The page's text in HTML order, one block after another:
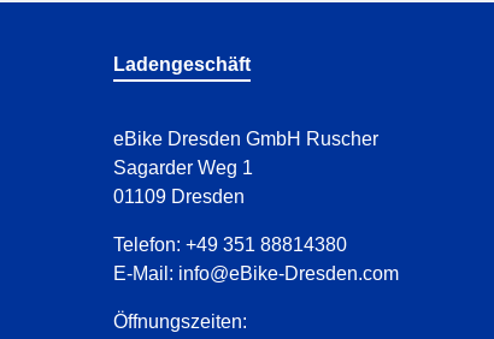
Ladengeschäft
eBike Dresden GmbH Ruscher
Sagarder Weg 1
01109 Dresden
Telefon: +49 351 88814380
E-Mail: info@eBike-Dresden.com
Öffnungszeiten: